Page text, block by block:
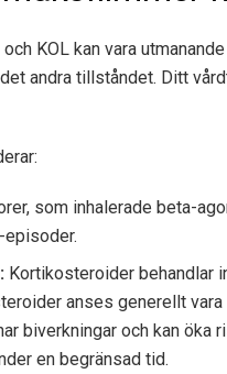
KOL kan vara
andra tillståndet. Ditt
som inhalerade beta-
episoder.
Kortikosteroider behandlar
anses generellt
biverkningar och kan öka
en begränsad tid.